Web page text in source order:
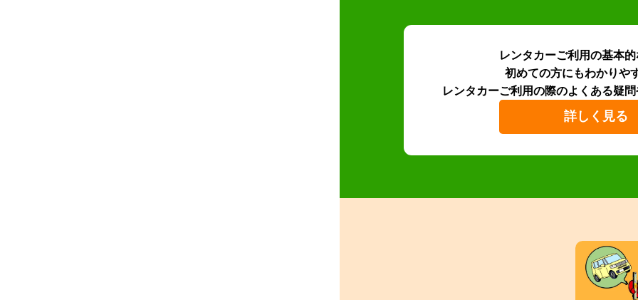
レンタカーご利用の基本
初めての方にもわかりや
レンタカーご利用の際のよくある疑問
詳しく見る